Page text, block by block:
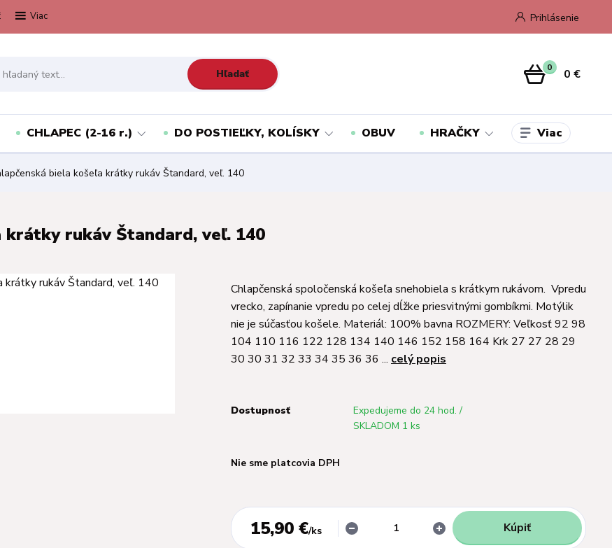
Viac Prihlásenie
Hľadať 0 0 €
CHLAPEC (2-16 r.) DO POSTIEĽKY, KOLÍSKY OBUV HRAČKY Viac
biela košeľa krátky rukáv Štandard, veľ. 140
rukáv Štandard, veľ. 140
Chlapčenská spoločenská košeľa snehobiela s krátkym rukávom. Vpredu
vrecko, zapínanie vpredu po celej dĺžke priesvitnými gombíkmi. Motýlik
nie je súčasťou košele. Materiál: 100% bavna ROZMERY: Veľkosť 92 98
104 110 116 122 128 134 140 146 152 158 164 Krk 27 27 28 29
30 30 31 32 33 34 35 36 36 ... celý popis
Dostupnosť
Expedujeme do 24 hod. /
SKLADOM 1 ks
Nie sme platcovia DPH
15,90 €/ks Kúpiť